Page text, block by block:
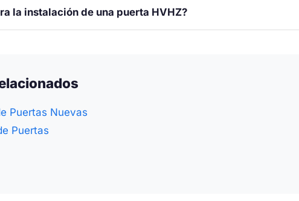
la instalación de una puerta HVHZ?
Puertas Nuevas
Puertas